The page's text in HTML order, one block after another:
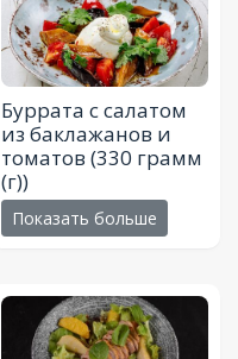
Буррата с салатом
из баклажанов и
томатов (330 грамм
(г))
Показать больше